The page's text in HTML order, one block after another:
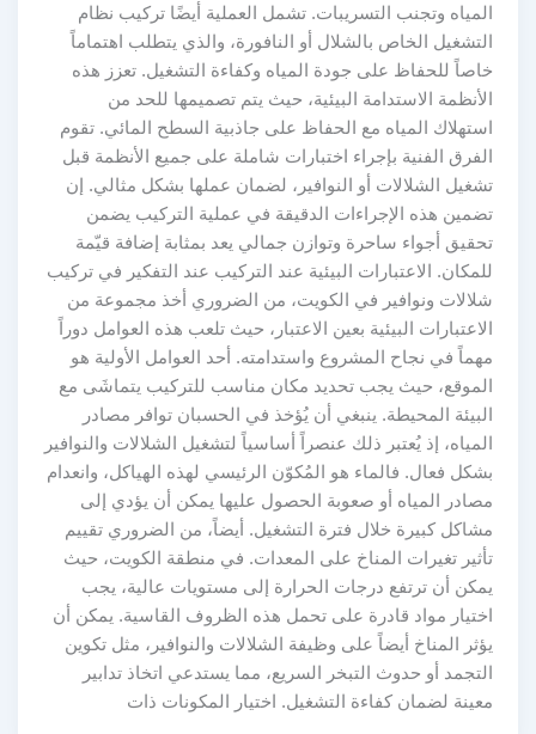
المياه وتجنب التسريبات. تشمل العملية أيضًا تركيب نظام
التشغيل الخاص بالشلال أو النافورة، والذي يتطلب اهتماماً
خاصاً للحفاظ على جودة المياه وكفاءة التشغيل. تعزز هذه
الأنظمة الاستدامة البيئية، حيث يتم تصميمها للحد من
استهلاك المياه مع الحفاظ على جاذبية السطح المائي. تقوم
الفرق الفنية بإجراء اختبارات شاملة على جميع الأنظمة قبل
تشغيل الشلالات أو النوافير، لضمان عملها بشكل مثالي. إن
تضمين هذه الإجراءات الدقيقة في عملية التركيب يضمن
تحقيق أجواء ساحرة وتوازن جمالي يعد بمثابة إضافة قيّمة
للمكان. الاعتبارات البيئية عند التركيب عند التفكير في تركيب
شلالات ونوافير في الكويت، من الضروري أخذ مجموعة من
الاعتبارات البيئية بعين الاعتبار، حيث تلعب هذه العوامل دوراً
مهماً في نجاح المشروع واستدامته. أحد العوامل الأولية هو
الموقع، حيث يجب تحديد مكان مناسب للتركيب يتماشَى مع
البيئة المحيطة. ينبغي أن يُؤخذ في الحسبان توافر مصادر
المياه، إذ يُعتبر ذلك عنصراً أساسياً لتشغيل الشلالات والنوافير
بشكل فعال. فالماء هو المُكوّن الرئيسي لهذه الهياكل، وانعدام
مصادر المياه أو صعوبة الحصول عليها يمكن أن يؤدي إلى
مشاكل كبيرة خلال فترة التشغيل. أيضاً، من الضروري تقييم
تأثير تغيرات المناخ على المعدات. في منطقة الكويت، حيث
يمكن أن ترتفع درجات الحرارة إلى مستويات عالية، يجب
اختيار مواد قادرة على تحمل هذه الظروف القاسية. يمكن أن
يؤثر المناخ أيضاً على وظيفة الشلالات والنوافير، مثل تكوين
التجمد أو حدوث التبخر السريع، مما يستدعي اتخاذ تدابير
معينة لضمان كفاءة التشغيل. اختيار المكونات ذات